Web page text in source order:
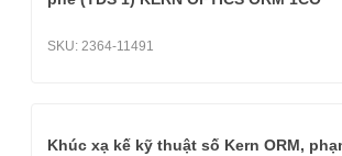
SKU: 2364-11491
Khúc xạ kế kỹ thuật số Kern ORM,